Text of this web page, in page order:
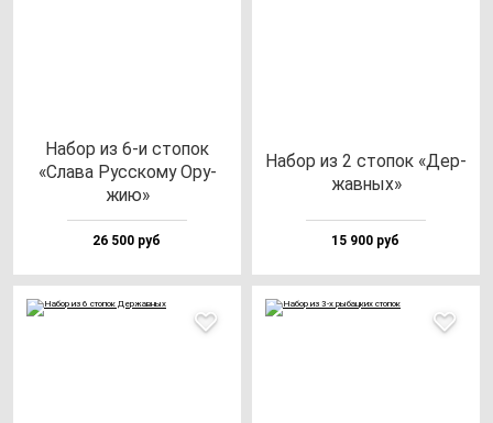
Набор из 6-и сто­пок
«Сла­ва Рус­ско­му Ору­
жию»
26 500 руб
Набор из 2 сто­пок «Дер­
жав­ных»
15 900 руб